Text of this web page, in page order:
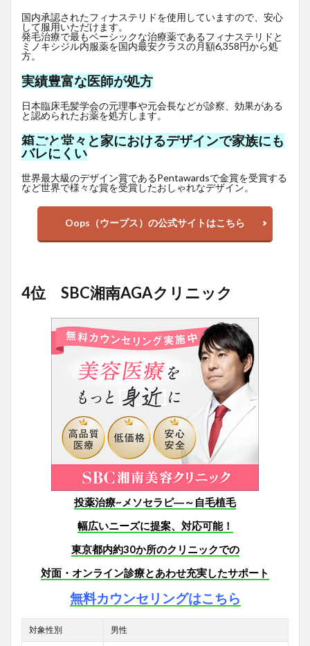
国内承認されたフィナステリドを使用していますので、安心
して服用いただけます。
発毛治療で最もベーシックな治療薬であるフィナステリドと
ミノキシジル内服薬を国内最安クラスの月額6,358円から処
方。
実績豊富な医師が処方
日本臨床毛髪学会の元理事や元会長などが診察、効果がある
と認められたお薬を処方します。
箱ごと堂々と家におけるデザインで家族にも
バレにくい
世界最大級のデザイン賞であるPentawardsで金賞を受賞する
など世界で様々な賞を受賞したおしゃれなデザイン。
Oops（ウープス）の公式サイトはこちら
4位 SBC湘南AGAクリニック
投薬治療~メソセラピ―～自毛植毛
幅広いニーズに提案、対応可能！
東京都内約30か所のクリニックでの
対面・オンライン診療とあわせ充実したサポート
無料カウンセリングはこちら
対象性別 男性